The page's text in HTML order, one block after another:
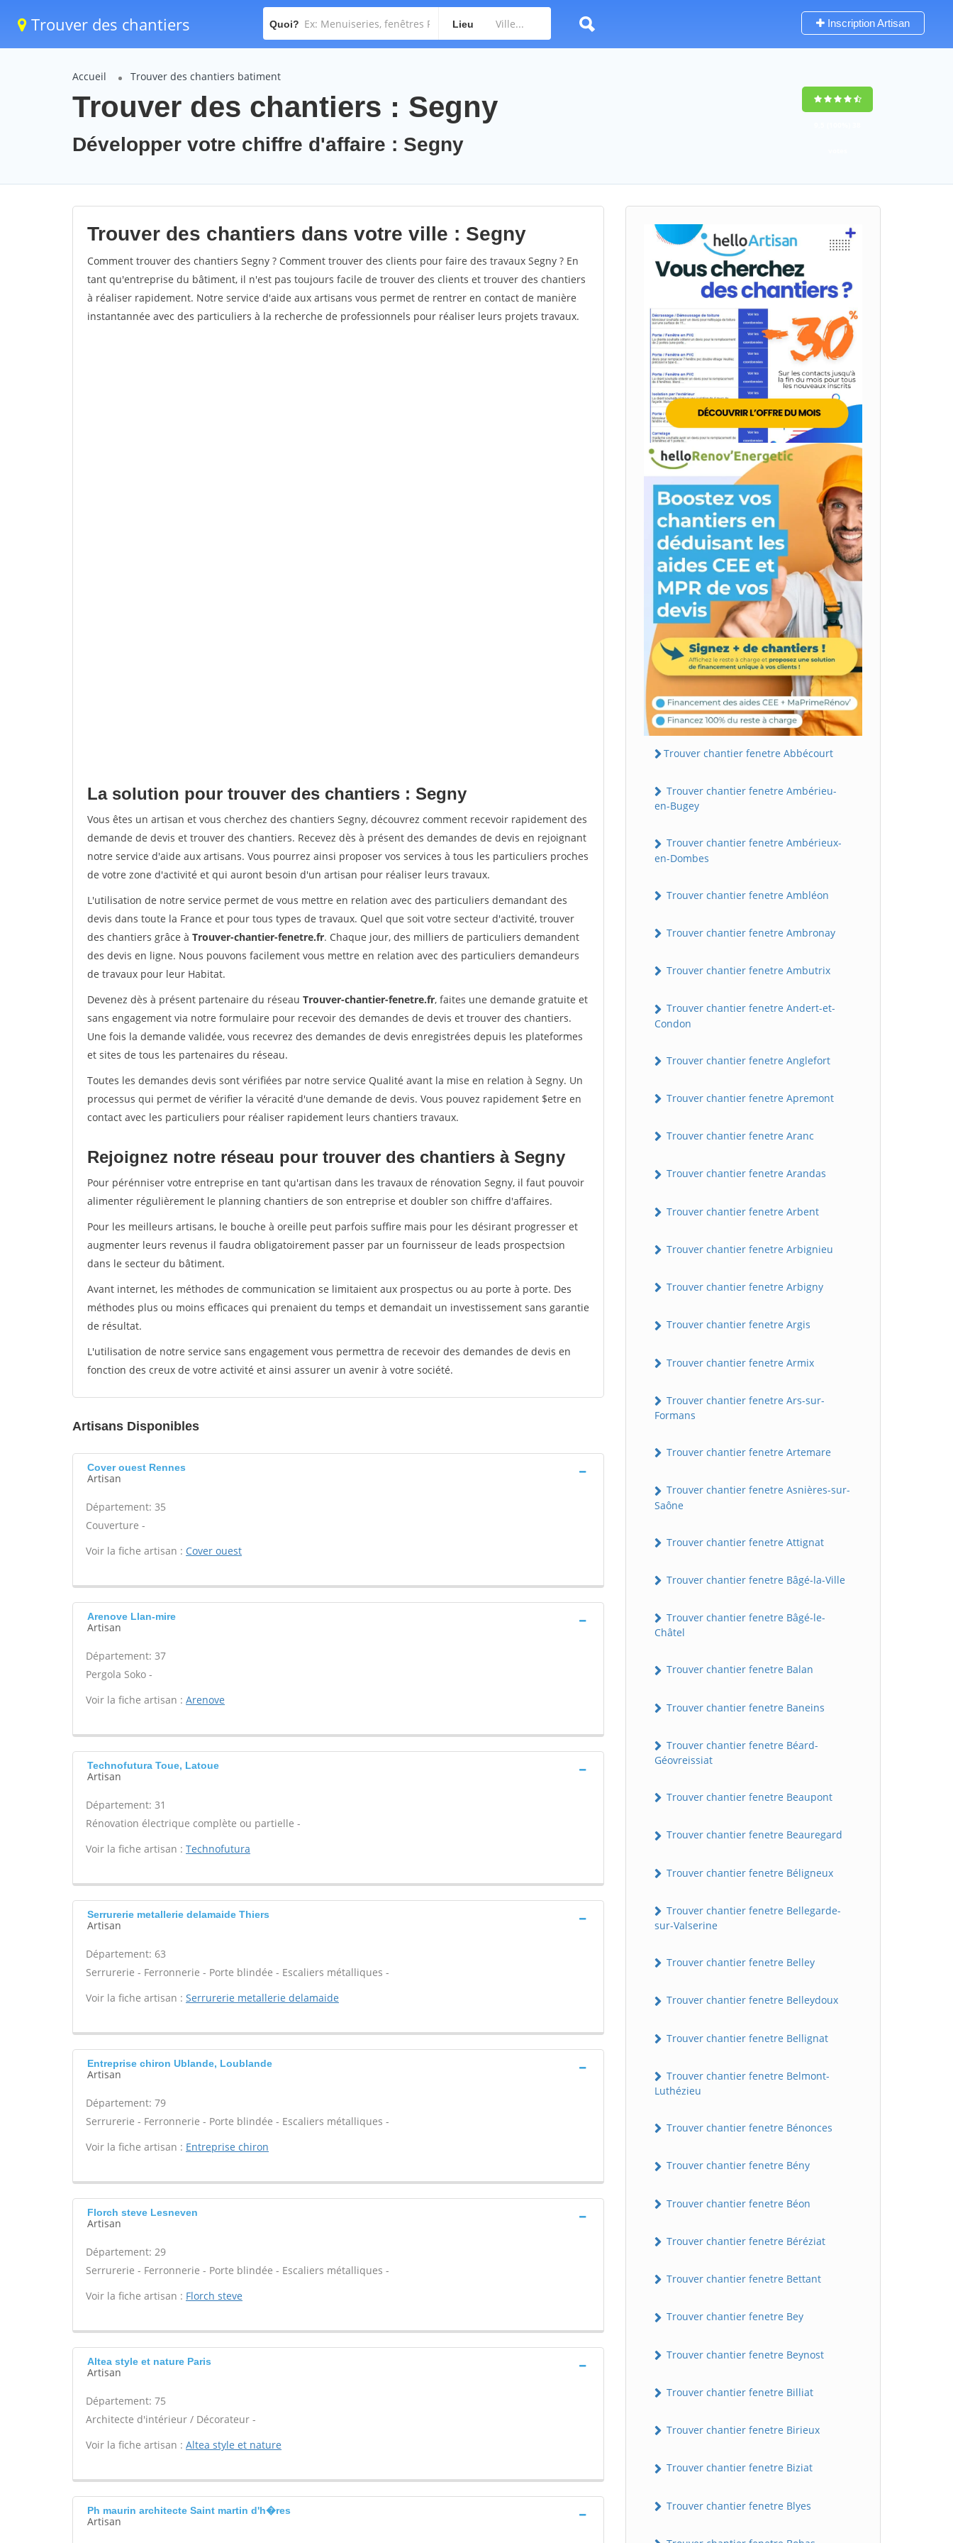
Trouver des chantiers Quoi? Lieu Inscription Artisan
Accueil Trouver des chantiers batiment
Trouver des chantiers : Segny
Développer votre chiffre d'affaire : Segny
Trouver des chantiers dans votre ville : Segny
Comment trouver des chantiers Segny ? Comment trouver des clients pour faire des travaux Segny ? En
tant qu'entreprise du bâtiment, il n'est pas toujours facile de trouver des clients et trouver des chantiers
à réaliser rapidement. Notre service d'aide aux artisans vous permet de rentrer en contact de manière
instantannée avec des particuliers à la recherche de professionnels pour réaliser leurs projets travaux.
La solution pour trouver des chantiers : Segny
Vous êtes un artisan et vous cherchez des chantiers Segny, découvrez comment recevoir rapidement des
demande de devis et trouver des chantiers. Recevez dès à présent des demandes de devis en rejoignant
notre service d'aide aux artisans. Vous pourrez ainsi proposer vos services à tous les particuliers proches
de votre zone d'activité et qui auront besoin d'un artisan pour réaliser leurs travaux.
L'utilisation de notre service permet de vous mettre en relation avec des particuliers demandant des
devis dans toute la France et pour tous types de travaux. Quel que soit votre secteur d'activité, trouver
des chantiers grâce à Trouver-chantier-fenetre.fr. Chaque jour, des milliers de particuliers demandent
des devis en ligne. Nous pouvons facilement vous mettre en relation avec des particuliers demandeurs
de travaux pour leur Habitat.
Devenez dès à présent partenaire du réseau Trouver-chantier-fenetre.fr, faites une demande gratuite et
sans engagement via notre formulaire pour recevoir des demandes de devis et trouver des chantiers.
Une fois la demande validée, vous recevrez des demandes de devis enregistrées depuis les plateformes
et sites de tous les partenaires du réseau.
Toutes les demandes devis sont vérifiées par notre service Qualité avant la mise en relation à Segny. Un
processus qui permet de vérifier la véracité d'une demande de devis. Vous pouvez rapidement $etre en
contact avec les particuliers pour réaliser rapidement leurs chantiers travaux.
Rejoignez notre réseau pour trouver des chantiers à Segny
Pour pérénniser votre entreprise en tant qu'artisan dans les travaux de rénovation Segny, il faut pouvoir
alimenter régulièrement le planning chantiers de son entreprise et doubler son chiffre d'affaires.
Pour les meilleurs artisans, le bouche à oreille peut parfois suffire mais pour les désirant progresser et
augmenter leurs revenus il faudra obligatoirement passer par un fournisseur de leads prospectsion
dans le secteur du bâtiment.
Avant internet, les méthodes de communication se limitaient aux prospectus ou au porte à porte. Des
méthodes plus ou moins efficaces qui prenaient du temps et demandait un investissement sans garantie
de résultat.
L'utilisation de notre service sans engagement vous permettra de recevoir des demandes de devis en
fonction des creux de votre activité et ainsi assurer un avenir à votre société.
Artisans Disponibles
Cover ouest Rennes
Artisan
Département: 35
Couverture -
Voir la fiche artisan : Cover ouest
Arenove Llan-mire
Artisan
Département: 37
Pergola Soko -
Voir la fiche artisan : Arenove
Technofutura Toue, Latoue
Artisan
Département: 31
Rénovation électrique complète ou partielle -
Voir la fiche artisan : Technofutura
Serrurerie metallerie delamaide Thiers
Artisan
Département: 63
Serrurerie - Ferronnerie - Porte blindée - Escaliers métalliques -
Voir la fiche artisan : Serrurerie metallerie delamaide
Entreprise chiron Ublande, Loublande
Artisan
Département: 79
Serrurerie - Ferronnerie - Porte blindée - Escaliers métalliques -
Voir la fiche artisan : Entreprise chiron
Florch steve Lesneven
Artisan
Département: 29
Serrurerie - Ferronnerie - Porte blindée - Escaliers métalliques -
Voir la fiche artisan : Florch steve
Altea style et nature Paris
Artisan
Département: 75
Architecte d'intérieur / Décorateur -
Voir la fiche artisan : Altea style et nature
Ph maurin architecte Saint martin d'h�res
Artisan
Trouver chantier fenetre Abbécourt
Trouver chantier fenetre Ambérieu-
en-Bugey
Trouver chantier fenetre Ambérieux-
en-Dombes
Trouver chantier fenetre Ambléon
Trouver chantier fenetre Ambronay
Trouver chantier fenetre Ambutrix
Trouver chantier fenetre Andert-et-
Condon
Trouver chantier fenetre Anglefort
Trouver chantier fenetre Apremont
Trouver chantier fenetre Aranc
Trouver chantier fenetre Arandas
Trouver chantier fenetre Arbent
Trouver chantier fenetre Arbignieu
Trouver chantier fenetre Arbigny
Trouver chantier fenetre Argis
Trouver chantier fenetre Armix
Trouver chantier fenetre Ars-sur-
Formans
Trouver chantier fenetre Artemare
Trouver chantier fenetre Asnières-sur-
Saône
Trouver chantier fenetre Attignat
Trouver chantier fenetre Bâgé-la-Ville
Trouver chantier fenetre Bâgé-le-
Châtel
Trouver chantier fenetre Balan
Trouver chantier fenetre Baneins
Trouver chantier fenetre Béard-
Géovreissiat
Trouver chantier fenetre Beaupont
Trouver chantier fenetre Beauregard
Trouver chantier fenetre Béligneux
Trouver chantier fenetre Bellegarde-
sur-Valserine
Trouver chantier fenetre Belley
Trouver chantier fenetre Belleydoux
Trouver chantier fenetre Bellignat
Trouver chantier fenetre Belmont-
Luthézieu
Trouver chantier fenetre Bénonces
Trouver chantier fenetre Bény
Trouver chantier fenetre Béon
Trouver chantier fenetre Béréziat
Trouver chantier fenetre Bettant
Trouver chantier fenetre Bey
Trouver chantier fenetre Beynost
Trouver chantier fenetre Billiat
Trouver chantier fenetre Birieux
Trouver chantier fenetre Biziat
Trouver chantier fenetre Blyes